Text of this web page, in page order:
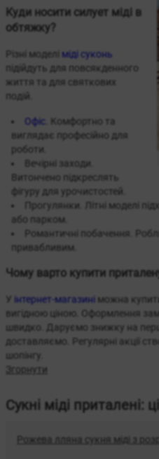
Куди носити силует міді в
обтяжку?
Різні моделі міді суконь
підійдуть для повсякденного
життя та для святкових
подій.
Офіс . Комфортно та
виглядає професійно для
роботи.
Вечірні заходи.
Витончено підкреслять
фігуру для урочистостей.
Прогулянки. Літні моделі
або парком.
Романтичні побачення.
привабливим.
Чому варто купити
У інтернет-магазині можна
вигідною ціною. Оформлення
швидко. Даруємо знижку на
доставляємо. Регулярні акції
шопінгу.
Згорнути
Сукні міді приталені:
Рожева лляна сукня міді з